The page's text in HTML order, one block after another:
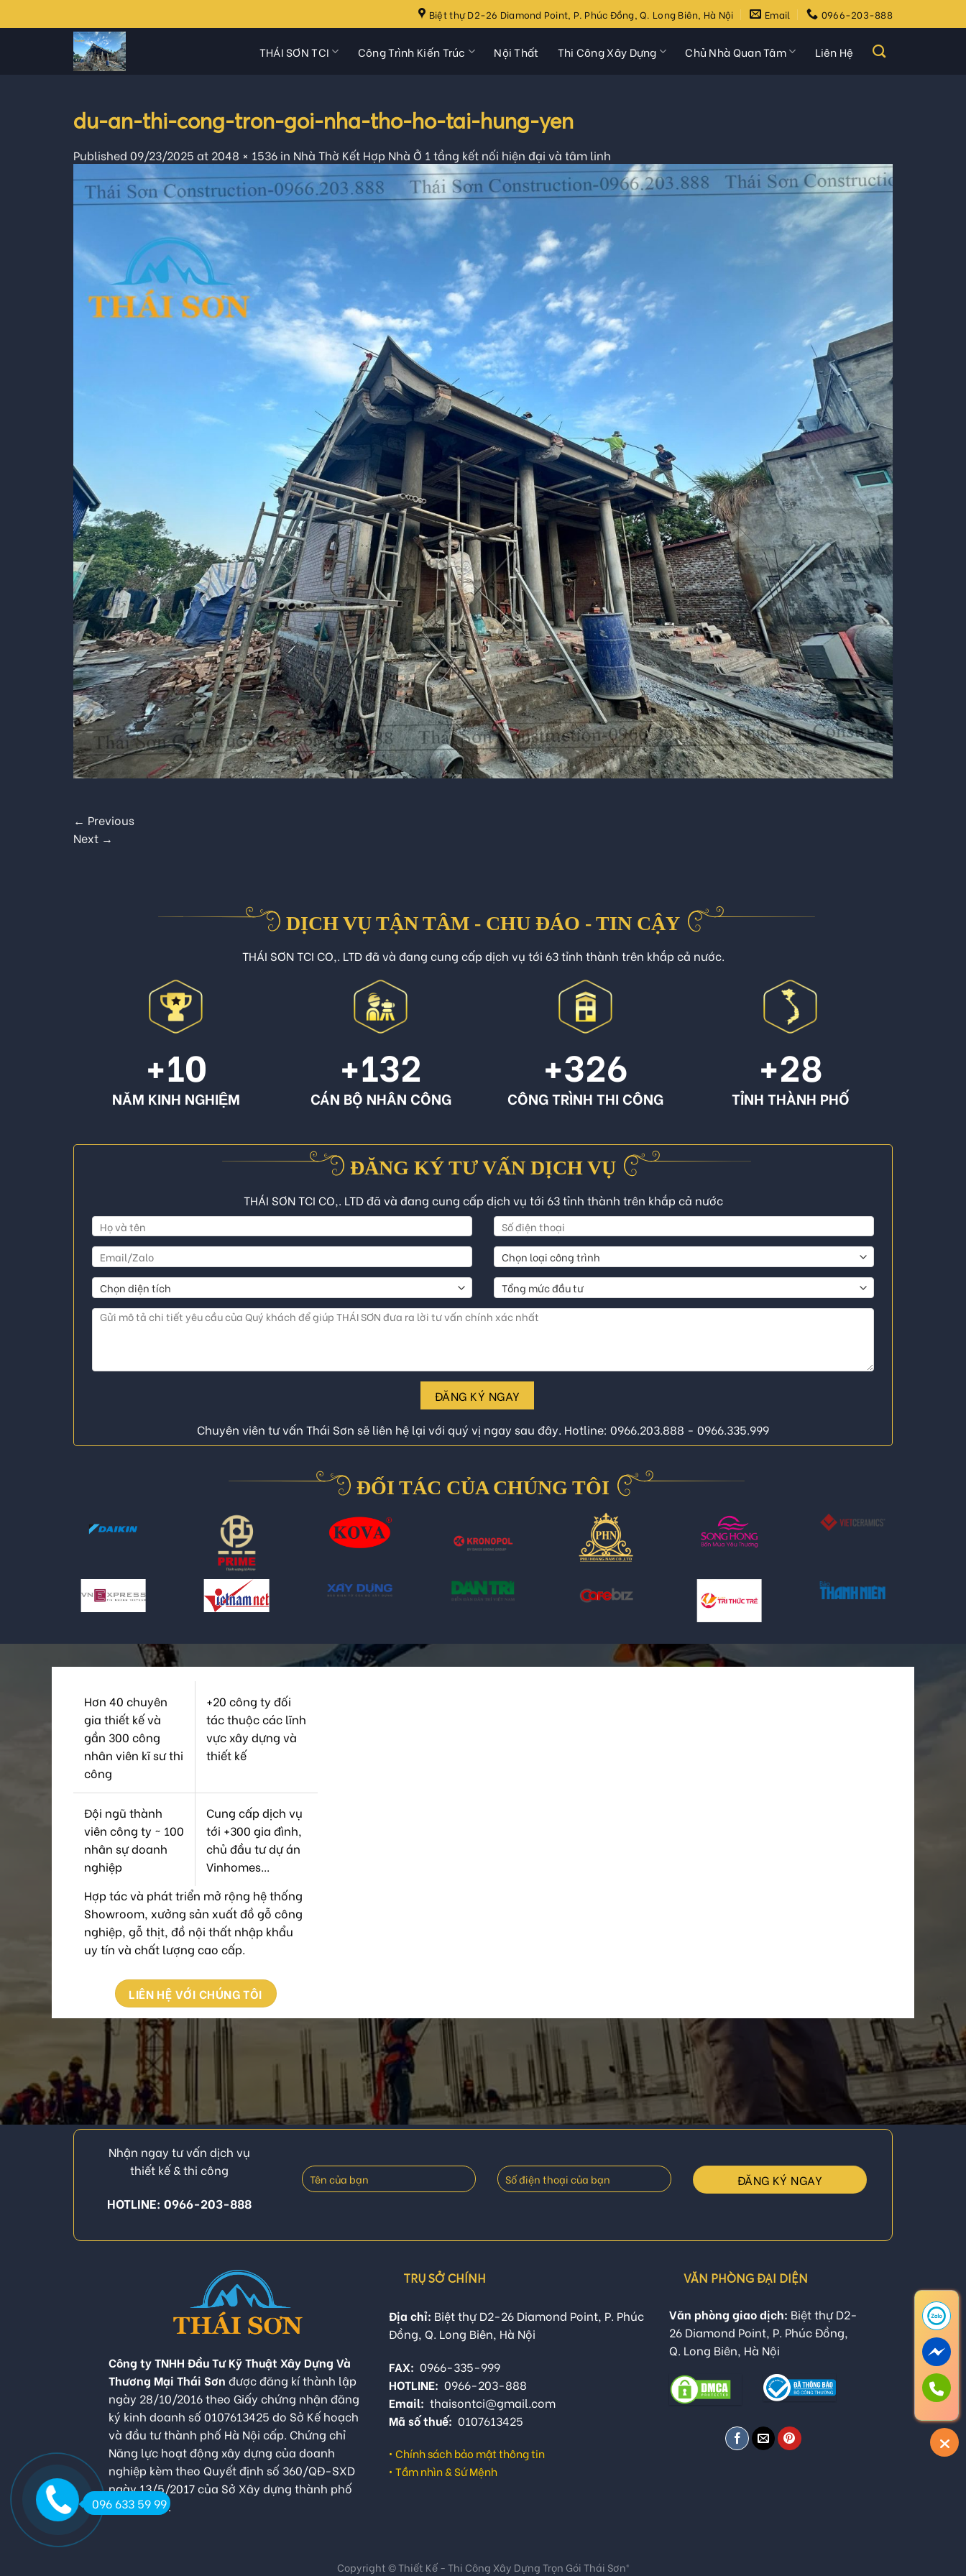
to
Biệt thự D2-26 Diamond Point, P. Phúc Đồng, Q. Long Biên, Hà Nội Email 0966-203-888
THÁI SƠN TCI Công Trình Kiến Trúc Nội Thất Thi Công Xây Dựng Chủ Nhà Quan Tâm Liên Hệ
du-an-thi-cong-tron-goi-nha-tho-ho-tai-hung-yen
Published 09/23/2025 at 2048 × 1536 in Nhà Thờ Kết Hợp Nhà Ở 1 tầng kết nối hiện đại và tâm linh
← Previous
Next →
DỊCH VỤ TẬN TÂM - CHU ĐÁO - TIN CẬY
THÁI SƠN TCI CO,. LTD đã và đang cung cấp dịch vụ tới 63 tỉnh thành trên khắp cả nước.
+10
NĂM KINH NGHIỆM
+132
CÁN BỘ NHÂN CÔNG
+326
CÔNG TRÌNH THI CÔNG
+28
TỈNH THÀNH PHỐ
ĐĂNG KÝ TƯ VẤN DỊCH VỤ
THÁI SƠN TCI CO,. LTD đã và đang cung cấp dịch vụ tới 63 tỉnh thành trên khắp cả nước
ĐĂNG KÝ NGAY
Chuyên viên tư vấn Thái Sơn sẽ liên hệ lại với quý vị ngay sau đây. Hotline: 0966.203.888 - 0966.335.999
ĐỐI TÁC CỦA CHÚNG TÔI
Hơn 40 chuyên
gia thiết kế và
gần 300 công
nhân viên kĩ sư thi
công
+20 công ty đối
tác thuộc các lĩnh
vực xây dựng và
thiết kế
Đội ngũ thành
viên công ty ~ 100
nhân sự doanh
nghiệp
Cung cấp dịch vụ
tới +300 gia đình,
chủ đầu tư dự án
Vinhomes...
Hợp tác và phát triển mở rộng hệ thống
Showroom, xưởng sản xuất đồ gỗ công
nghiệp, gỗ thịt, đồ nội thất nhập khẩu
uy tín và chất lượng cao cấp.
LIÊN HỆ VỚI CHÚNG TÔI
Nhận ngay tư vấn dịch vụ
thiết kế & thi công
HOTLINE: 0966-203-888
Công ty TNHH Đầu Tư Kỹ Thuật Xây Dựng Và
Thương Mại Thái Sơn được đăng kí thành lập
ngày 28/10/2016 theo Giấy chứng nhận đăng
ký kinh doanh số 0107613425 do Sở Kế hoạch
và đầu tư thành phố Hà Nội cấp. Chứng chỉ
Năng lực hoạt động xây dựng của doanh
nghiệp kèm theo Quyết định số 360/QĐ-SXD
ngày 13/5/2017 của Sở Xây dựng thành phố
Hà Nội cấp.
TRỤ SỞ CHÍNH
Địa chỉ: Biệt thự D2-26 Diamond Point, P. Phúc
Đồng, Q. Long Biên, Hà Nội
FAX: 0966-335-999
HOTLINE: 0966-203-888
Email: thaisontci@gmail.com
Mã số thuế: 0107613425
• Chính sách bảo mật thông tin
• Tầm nhìn & Sứ Mệnh
VĂN PHÒNG ĐẠI DIỆN
Văn phòng giao dịch: Biệt thự D2-
26 Diamond Point, P. Phúc Đồng,
Q. Long Biên, Hà Nội
Copyright © Thiết Kế - Thi Công Xây Dựng Trọn Gói Thái Sơn®
096 633 59 99